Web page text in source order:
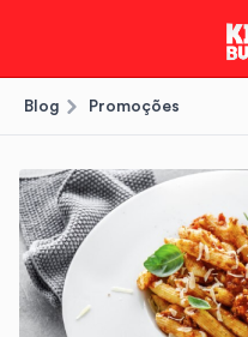
Blog Promoções